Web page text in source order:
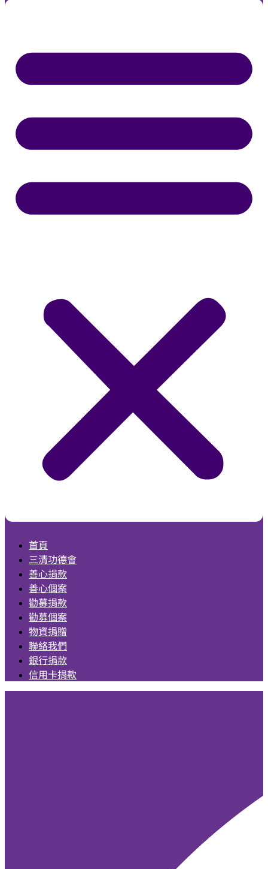
首頁
三清功德會
善心捐款
善心個案
勸募捐款
勸募個案
物資捐贈
聯絡我們
銀行捐款
信用卡捐款